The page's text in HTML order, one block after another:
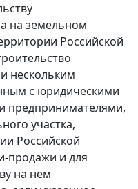
на земельном
Российской
нескольким
с юридическими
предпринимателями,
участка,
Российской
продажи и для
на нем